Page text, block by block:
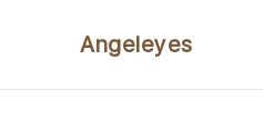
Angeleyes